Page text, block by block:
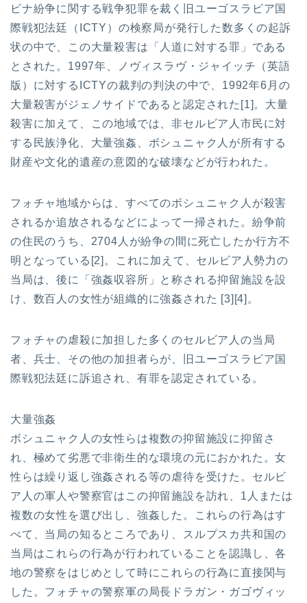
ビナ紛争に関する戦争犯罪を裁く旧ユーゴスラビア国
際戦犯法廷（ICTY）の検察局が発行した数多くの起訴
状の中で、この大量殺害は「人道に対する罪」である
とされた。1997年、ノヴィスラヴ・ジャイッチ（英語
版）に対するICTYの裁判の判決の中で、1992年6月の
大量殺害がジェノサイドであると認定された[1]。大量
殺害に加えて、この地域では、非セルビア人市民に対
する民族浄化、大量強姦、ボシュニャク人が所有する
財産や文化的遺産の意図的な破壊などが行われた。
フォチャ地域からは、すべてのボシュニャク人が殺害
されるか追放されるなどによって一掃された。紛争前
の住民のうち、2704人が紛争の間に死亡したか行方不
明となっている[2]。これに加えて、セルビア人勢力の
当局は、後に「強姦収容所」と称される抑留施設を設
け、数百人の女性が組織的に強姦された [3][4]。
フォチャの虐殺に加担した多くのセルビア人の当局
者、兵士、その他の加担者らが、旧ユーゴスラビア国
際戦犯法廷に訴追され、有罪を認定されている。
大量強姦
ボシュニャク人の女性らは複数の抑留施設に抑留さ
れ、極めて劣悪で非衛生的な環境の元におかれた。女
性らは繰り返し強姦される等の虐待を受けた。セルビ
ア人の軍人や警察官はこの抑留施設を訪れ、1人または
複数の女性を選び出し、強姦した。これらの行為はす
べて、当局の知るところであり、スルプスカ共和国の
当局はこれらの行為が行われていることを認識し、各
地の警察をはじめとして時にこれらの行為に直接関与
した。フォチャの警察軍の局長ドラガン・ガゴヴィッ